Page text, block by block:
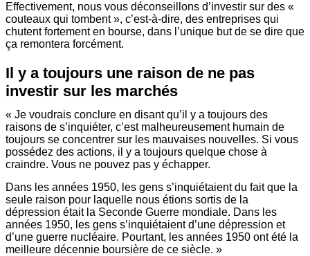
Effectivement, nous vous déconseillons d’investir sur des «
couteaux qui tombent », c’est-à-dire, des entreprises qui
chutent fortement en bourse, dans l’unique but de se dire que
ça remontera forcément.
Il y a toujours une raison de ne pas
investir sur les marchés
« Je voudrais conclure en disant qu’il y a toujours des
raisons de s’inquiéter, c’est malheureusement humain de
toujours se concentrer sur les mauvaises nouvelles. Si vous
possédez des actions, il y a toujours quelque chose à
craindre. Vous ne pouvez pas y échapper.
Dans les années 1950, les gens s’inquiétaient du fait que la
seule raison pour laquelle nous étions sortis de la
dépression était la Seconde Guerre mondiale. Dans les
années 1950, les gens s’inquiétaient d’une dépression et
d’une guerre nucléaire. Pourtant, les années 1950 ont été la
meilleure décennie boursière de ce siècle. »